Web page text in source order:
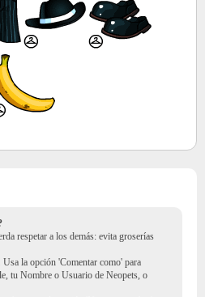
respetar a los demás: evita groserías
Usa la opción 'Comentar como' para
tu Nombre o Usuario de Neopets, o